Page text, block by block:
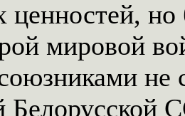
ценностей,
мировой
не
Белорусской